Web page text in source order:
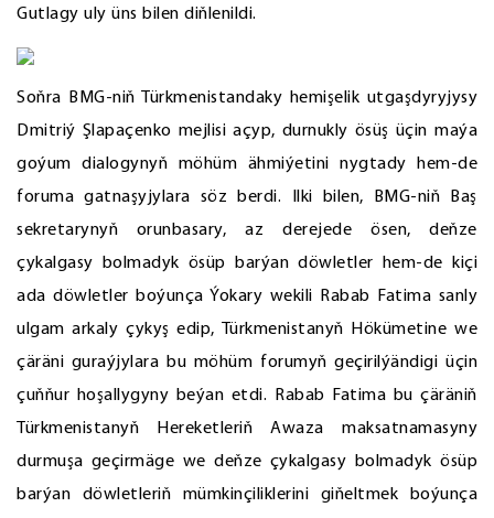
Gutlagy uly üns bilen diňlenildi.
Soňra BMG-niň Türkmenistandaky hemişelik utgaşdyryjysy
Dmitriý Şlapaçenko mejlisi açyp, durnukly ösüş üçin maýa
goýum dialogynyň möhüm ähmiýetini nygtady hem-de
foruma gatnaşyjylara söz berdi. Ilki bilen, BMG-niň Baş
sekretarynyň orunbasary, az derejede ösen, deňze
çykalgasy bolmadyk ösüp barýan döwletler hem-de kiçi
ada döwletler boýunça Ýokary wekili Rabab Fatima sanly
ulgam arkaly çykyş edip, Türkmenistanyň Hökümetine we
çäräni guraýjylara bu möhüm forumyň geçirilýändigi üçin
çuňňur hoşallygyny beýan etdi. Rabab Fatima bu çäräniň
Türkmenistanyň Hereketleriň Awaza maksatnamasyny
durmuşa geçirmäge we deňze çykalgasy bolmadyk ösüp
barýan döwletleriň mümkinçiliklerini giňeltmek boýunça